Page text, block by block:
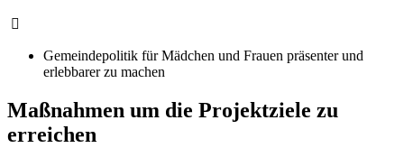

Gemeindepolitik für Mädchen und Frauen präsenter und
erlebbarer zu machen
Maßnahmen um die Projektziele zu
erreichen